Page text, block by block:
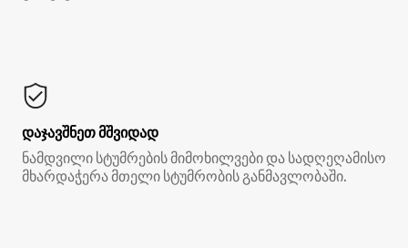
დაჯავშნეთ მშვიდად
ნამდვილი სტუმრების მიმოხილვები და სადღეღამისო
მხარდაჭერა მთელი სტუმრობის განმავლობაში.